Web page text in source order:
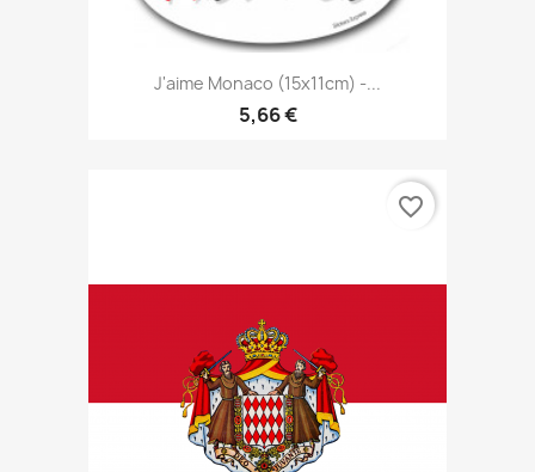
J'aime Monaco (15x11cm) -...
5,66 €
favorite_border